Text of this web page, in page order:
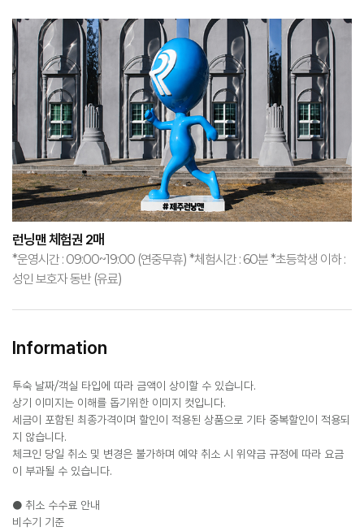
런닝맨 체험권 2매
*운영시간 : 09:00~19:00 (연중무휴) *체험시간 : 60분 *초등학생 이하 :
성인 보호자 동반 (유료)
Information
투숙 날짜/객실 타입에 따라 금액이 상이할 수 있습니다.
상기 이미지는 이해를 돕기위한 이미지 컷입니다.
세금이 포함된 최종가격이며 할인이 적용된 상품으로 기타 중복할인이 적용되
지 않습니다.
체크인 당일 취소 및 변경은 불가하며 예약 취소 시 위약금 규정에 따라 요금
이 부과될 수 있습니다.
● 취소 수수료 안내
비수기 기준